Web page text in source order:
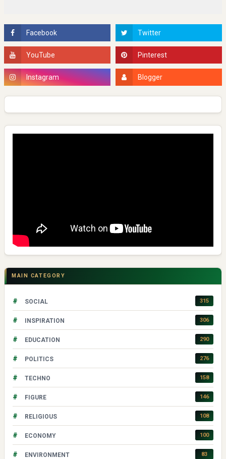
MAIN CATEGORY
# SOCIAL 315
# INSPIRATION 306
# EDUCATION 290
# POLITICS 276
# TECHNO 158
# FIGURE 146
# RELIGIOUS 108
# ECONOMY 100
# ENVIRONMENT 83